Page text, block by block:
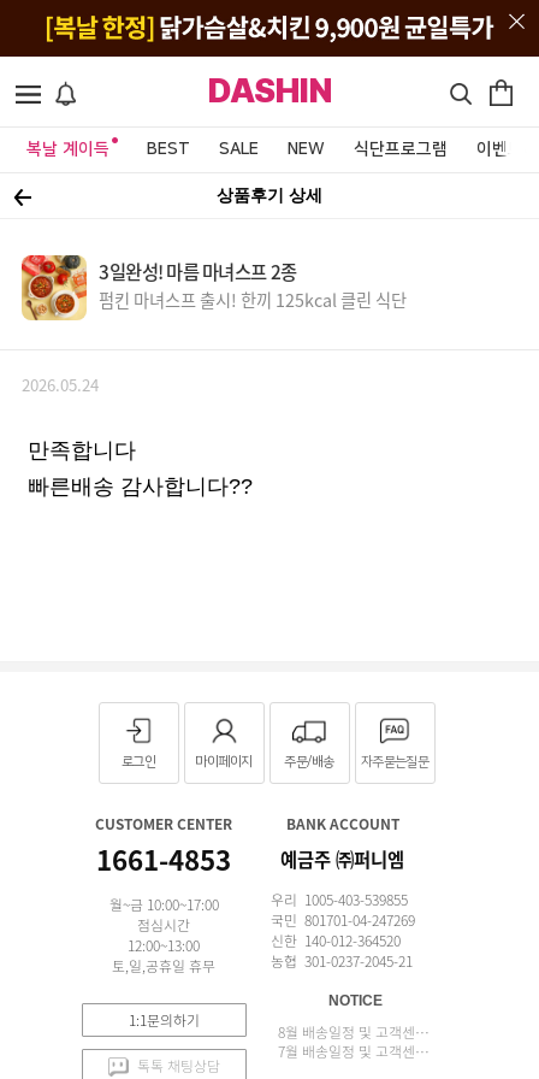
DASHIN
복날 계이득 BEST SALE NEW 식단프로그램 이벤트&
상품후기 상세
3일완성! 마름 마녀스프 2종
펌킨 마녀스프 출시! 한끼 125kcal 클린 식단
2026.05.24
만족합니다
빠른배송 감사합니다??
로그인 마이페이지 주문/배송 자주묻는질문
CUSTOMER CENTER
1661-4853
월~금 10:00~17:00
점심시간
12:00~13:00
토,일,공휴일 휴무
1:1문의하기
톡톡 채팅상담
BANK ACCOUNT
예금주 ㈜퍼니엠
우리 1005-403-539855
국민 801701-04-247269
신한 140-012-364520
농협 301-0237-2045-21
NOTICE
8월 배송일정 및 고객센터 업무 안내
7월 배송일정 및 고객센터 업무 안내